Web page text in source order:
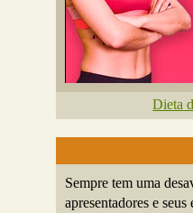
Dieta
Sempre tem uma
apresentadores e